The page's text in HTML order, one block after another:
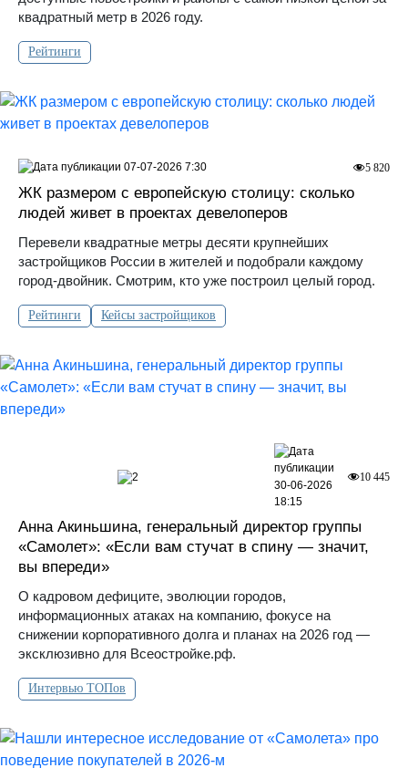
квадратный метр в 2026 году.
Рейтинги
ЖК размером с европейскую столицу: сколько
людей живет в проектах девелоперов
Перевели квадратные метры десяти крупнейших
застройщиков России в жителей и подобрали каждому
город-двойник. Смотрим, кто уже построил целый город.
Рейтинги Кейсы застройщиков
5 820
07-07-2026 7:30
Анна Акиньшина, генеральный директор группы
«Самолет»: «Если вам стучат в спину — значит,
вы впереди»
О кадровом дефиците, эволюции городов,
информационных атаках на компанию, фокусе на
снижении корпоративного долга и планах на 2026 год —
эксклюзивно для Всеостройке.рф.
Интервью ТОПов
2 10 445
30-06-2026
18:15